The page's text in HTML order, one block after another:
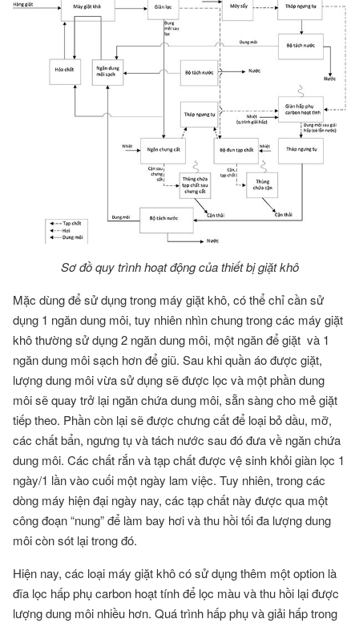
Sơ đồ quy trình hoạt động của thiết bị giặt khô
Mặc dùng để sử dụng trong máy giặt khô, có thể chỉ cần sử
dụng 1 ngăn dung môi, tuy nhiên nhìn chung trong các máy giặt
khô thường sử dụng 2 ngăn dung môi, một ngăn để giặt và 1
ngăn dung môi sạch hơn để giũ. Sau khi quần áo được giặt,
lượng dung môi vừa sử dụng sẽ được lọc và một phần dung
môi sẽ quay trở lại ngăn chứa dung môi, sẵn sàng cho mẻ giặt
tiếp theo. Phần còn lại sẽ được chưng cất để loại bỏ dầu, mỡ,
các chất bẩn, ngưng tụ và tách nước sau đó đưa về ngăn chứa
dung môi. Các chất rắn và tạp chất được vệ sinh khỏi giàn lọc 1
ngày/1 lần vào cuối một ngày lam việc. Tuy nhiên, trong các
dòng máy hiện đại ngày nay, các tạp chất này được qua một
công đoạn “nung” để làm bay hơi và thu hồi tối đa lượng dung
môi còn sót lại trong đó.
Hiện nay, các loại máy giặt khô có sử dụng thêm một option là
đĩa lọc hấp phụ carbon hoạt tính để lọc màu và thu hồi lại được
lượng dung môi nhiều hơn. Quá trình hấp phụ và giải hấp trong